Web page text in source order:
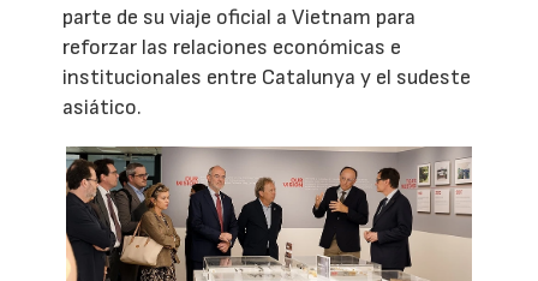
parte de su viaje oficial a Vietnam para
reforzar las relaciones económicas e
institucionales entre Catalunya y el sudeste
asiático.